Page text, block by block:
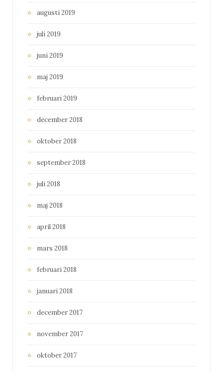
augusti 2019
juli 2019
juni 2019
maj 2019
februari 2019
december 2018
oktober 2018
september 2018
juli 2018
maj 2018
april 2018
mars 2018
februari 2018
januari 2018
december 2017
november 2017
oktober 2017